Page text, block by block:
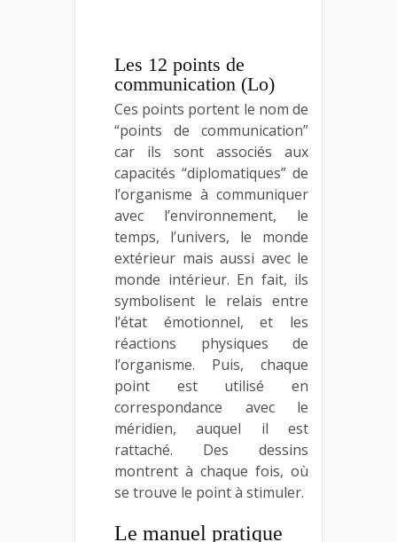
Les 12 points de
communication (Lo)
Ces points portent le nom de
“points de communication”
car ils sont associés aux
capacités “diplomatiques” de
l’organisme à communiquer
avec l’environnement, le
temps, l’univers, le monde
extérieur mais aussi avec le
monde intérieur. En fait, ils
symbolisent le relais entre
l’état émotionnel, et les
réactions physiques de
l’organisme. Puis, chaque
point est utilisé en
correspondance avec le
méridien, auquel il est
rattaché. Des dessins
montrent à chaque fois, où
se trouve le point à stimuler.
Le manuel pratique